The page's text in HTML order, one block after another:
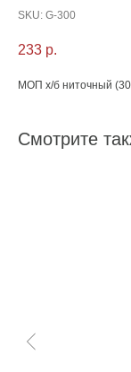
SKU: G-300
233 р.
МОП х/б ниточный
Смотрите